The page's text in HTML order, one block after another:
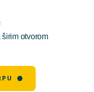
otvorom